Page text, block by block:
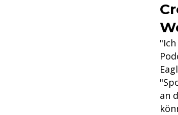
an